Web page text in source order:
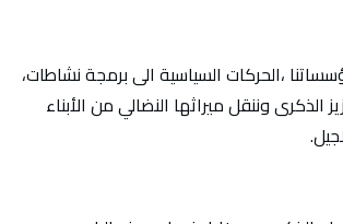
،الحركات السياسية الى برمجة نشاطات،
الذكرى وننقل ميراثها النضالي من الأبناء